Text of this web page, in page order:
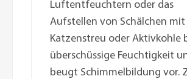
Luftentfeuchtern oder das
Aufstellen von Schälchen mit
Katzenstreu oder Aktivkohle
überschüssige Feuchtigkeit
beugt Schimmelbildung vor.